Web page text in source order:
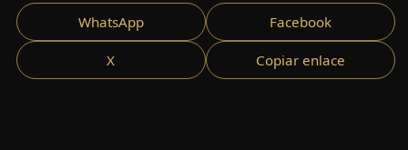
WhatsApp Facebook
X Copiar enlace